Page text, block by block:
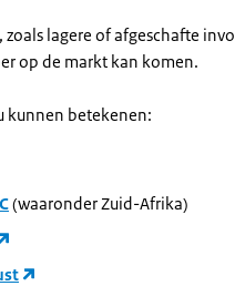
lagere of afgeschafte
op de markt kan komen.
kunnen betekenen:
(waaronder Zuid-Afrika)